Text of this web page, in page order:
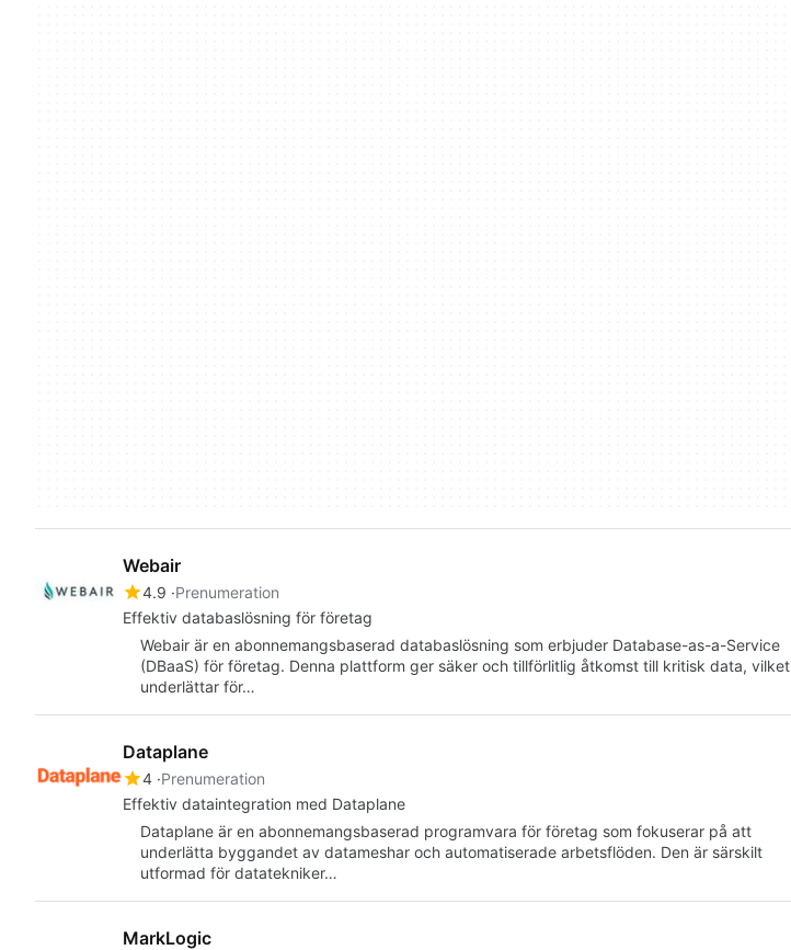
Webair
4.9 Prenumeration
Effektiv databaslösning för företag
Webair är en abonnemangsbaserad databaslösning som erbjuder Database-as-a-Service
(DBaaS) för företag. Denna plattform ger säker och tillförlitlig åtkomst till kritisk data, vilket
underlättar för…
Dataplane
4 Prenumeration
Effektiv dataintegration med Dataplane
Dataplane är en abonnemangsbaserad programvara för företag som fokuserar på att
underlätta byggandet av datameshar och automatiserade arbetsflöden. Den är särskilt
utformad för datatekniker…
MarkLogic